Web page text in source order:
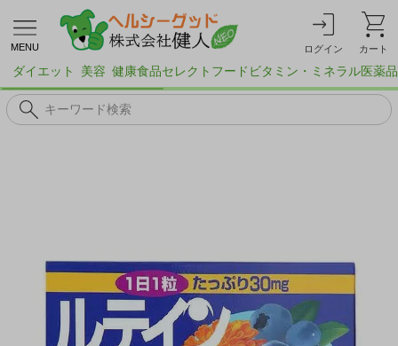
MENU ログイン カート
ダイエット 美容 健康食品セレクトフード ビタミン・ミネラル医薬品